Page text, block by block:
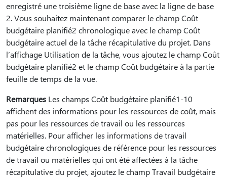
enregistré une troisième ligne de base avec la ligne de base
2. Vous souhaitez maintenant comparer le champ Coût
budgétaire planifié2 chronologique avec le champ Coût
budgétaire actuel de la tâche récapitulative du projet. Dans
l’affichage Utilisation de la tâche, vous ajoutez le champ Coût
budgétaire planifié2 et le champ Coût budgétaire à la partie
feuille de temps de la vue.
Remarques Les champs Coût budgétaire planifié1-10
affichent des informations pour les ressources de coût, mais
pas pour les ressources de travail ou les ressources
matérielles. Pour afficher les informations de travail
budgétaire chronologiques de référence pour les ressources
de travail ou matérielles qui ont été affectées à la tâche
récapitulative du projet, ajoutez le champ Travail budgétaire